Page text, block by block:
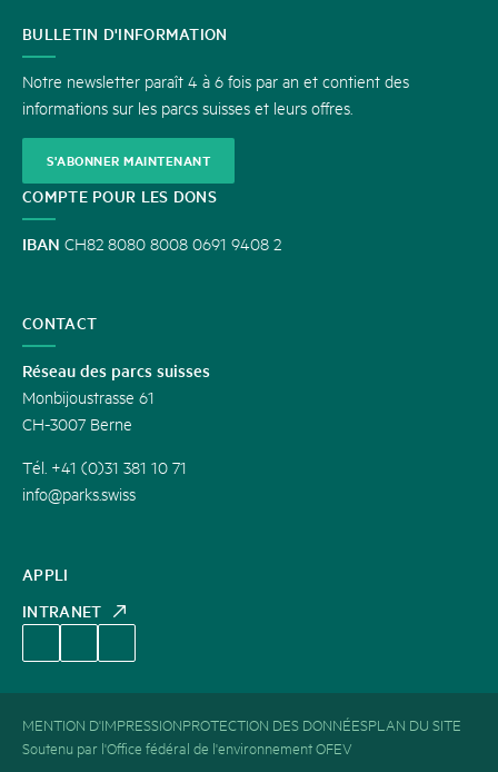
CONTACT
APPLI
INTRANET
BULLETIN D'INFORMATION
Notre newsletter paraît 4 à 6 fois par an et contient des
informations sur les parcs suisses et leurs offres.
S'ABONNER MAINTENANT
COMPTE POUR LES DONS
IBAN CH82 8080 8008 0691 9408 2
CONTACT
Réseau des parcs suisses
Monbijoustrasse 61
CH-3007 Berne
Tél. +41 (0)31 381 10 71
info@parks.swiss
MENTION D'IMPRESSIONPROTECTION DES DONNÉESPLAN DU SITE
Soutenu par l'Office fédéral de l'environnement OFEV